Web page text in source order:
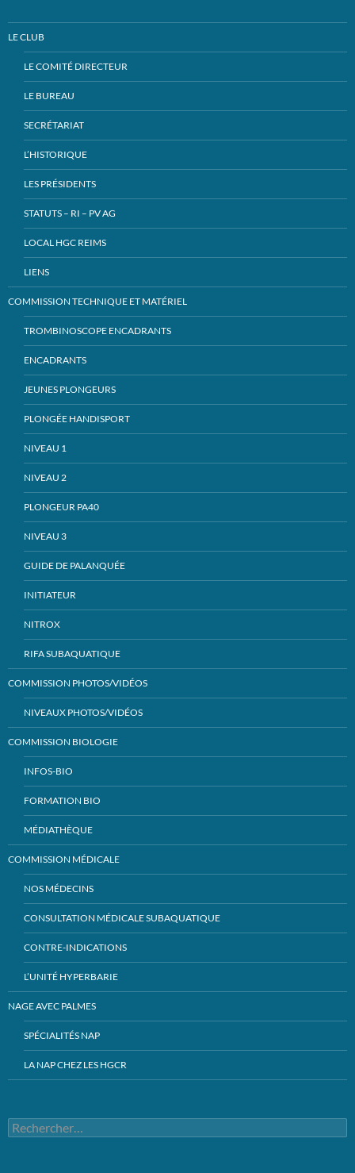
LE CLUB
LE COMITÉ DIRECTEUR
LE BUREAU
SECRÉTARIAT
L’HISTORIQUE
LES PRÉSIDENTS
STATUTS – RI – PV AG
LOCAL HGC REIMS
LIENS
COMMISSION TECHNIQUE ET MATÉRIEL
TROMBINOSCOPE ENCADRANTS
ENCADRANTS
JEUNES PLONGEURS
PLONGÉE HANDISPORT
NIVEAU 1
NIVEAU 2
PLONGEUR PA40
NIVEAU 3
GUIDE DE PALANQUÉE
INITIATEUR
NITROX
RIFA SUBAQUATIQUE
COMMISSION PHOTOS/VIDÉOS
NIVEAUX PHOTOS/VIDÉOS
COMMISSION BIOLOGIE
INFOS-BIO
FORMATION BIO
MÉDIATHÈQUE
COMMISSION MÉDICALE
NOS MÉDECINS
CONSULTATION MÉDICALE SUBAQUATIQUE
CONTRE-INDICATIONS
L’UNITÉ HYPERBARIE
NAGE AVEC PALMES
SPÉCIALITÉS NAP
LA NAP CHEZ LES HGCR
Rechercher :